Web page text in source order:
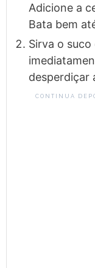
Adicione a
Bata bem
Sirva o
desperdiçar
CONTINUA